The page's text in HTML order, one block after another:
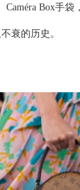
Caméra Box手袋
衰的历史。